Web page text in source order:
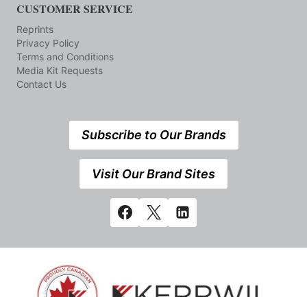
CUSTOMER SERVICE
Reprints
Privacy Policy
Terms and Conditions
Media Kit Requests
Contact Us
Subscribe to Our Brands
Visit Our Brand Sites